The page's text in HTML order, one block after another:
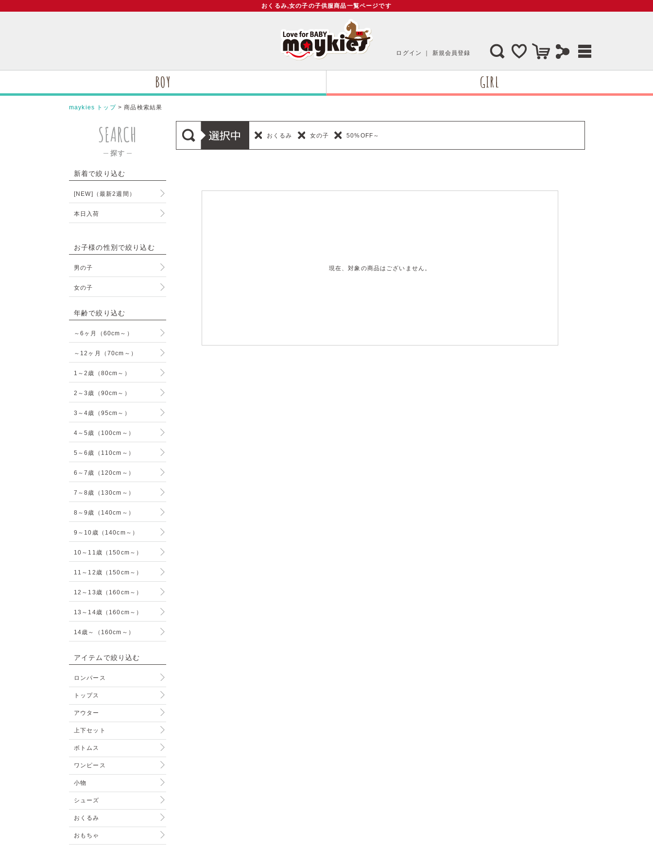
おくるみ,女の子の子供服商品一覧ページです
ログイン ｜ 新規会員登録
BOY GIRL
maykies トップ> 商品検索結果
SEARCH
─ 探す ─
新着で絞り込む
[NEW]（最新2週間）
本日入荷
お子様の性別で絞り込む
男の子
女の子
年齢で絞り込む
～6ヶ月（60cm～）
～12ヶ月（70cm～）
1～2歳（80cm～）
2～3歳（90cm～）
3～4歳（95cm～）
4～5歳（100cm～）
5～6歳（110cm～）
6～7歳（120cm～）
7～8歳（130cm～）
8～9歳（140cm～）
9～10歳（140cm～）
10～11歳（150cm～）
11～12歳（150cm～）
12～13歳（160cm～）
13～14歳（160cm～）
14歳～（160cm～）
アイテムで絞り込む
ロンパース
トップス
アウター
上下セット
ボトムス
ワンピース
小物
シューズ
おくるみ
おもちゃ
おくるみ 女の子 50%OFF～
現在、対象の商品はございません。